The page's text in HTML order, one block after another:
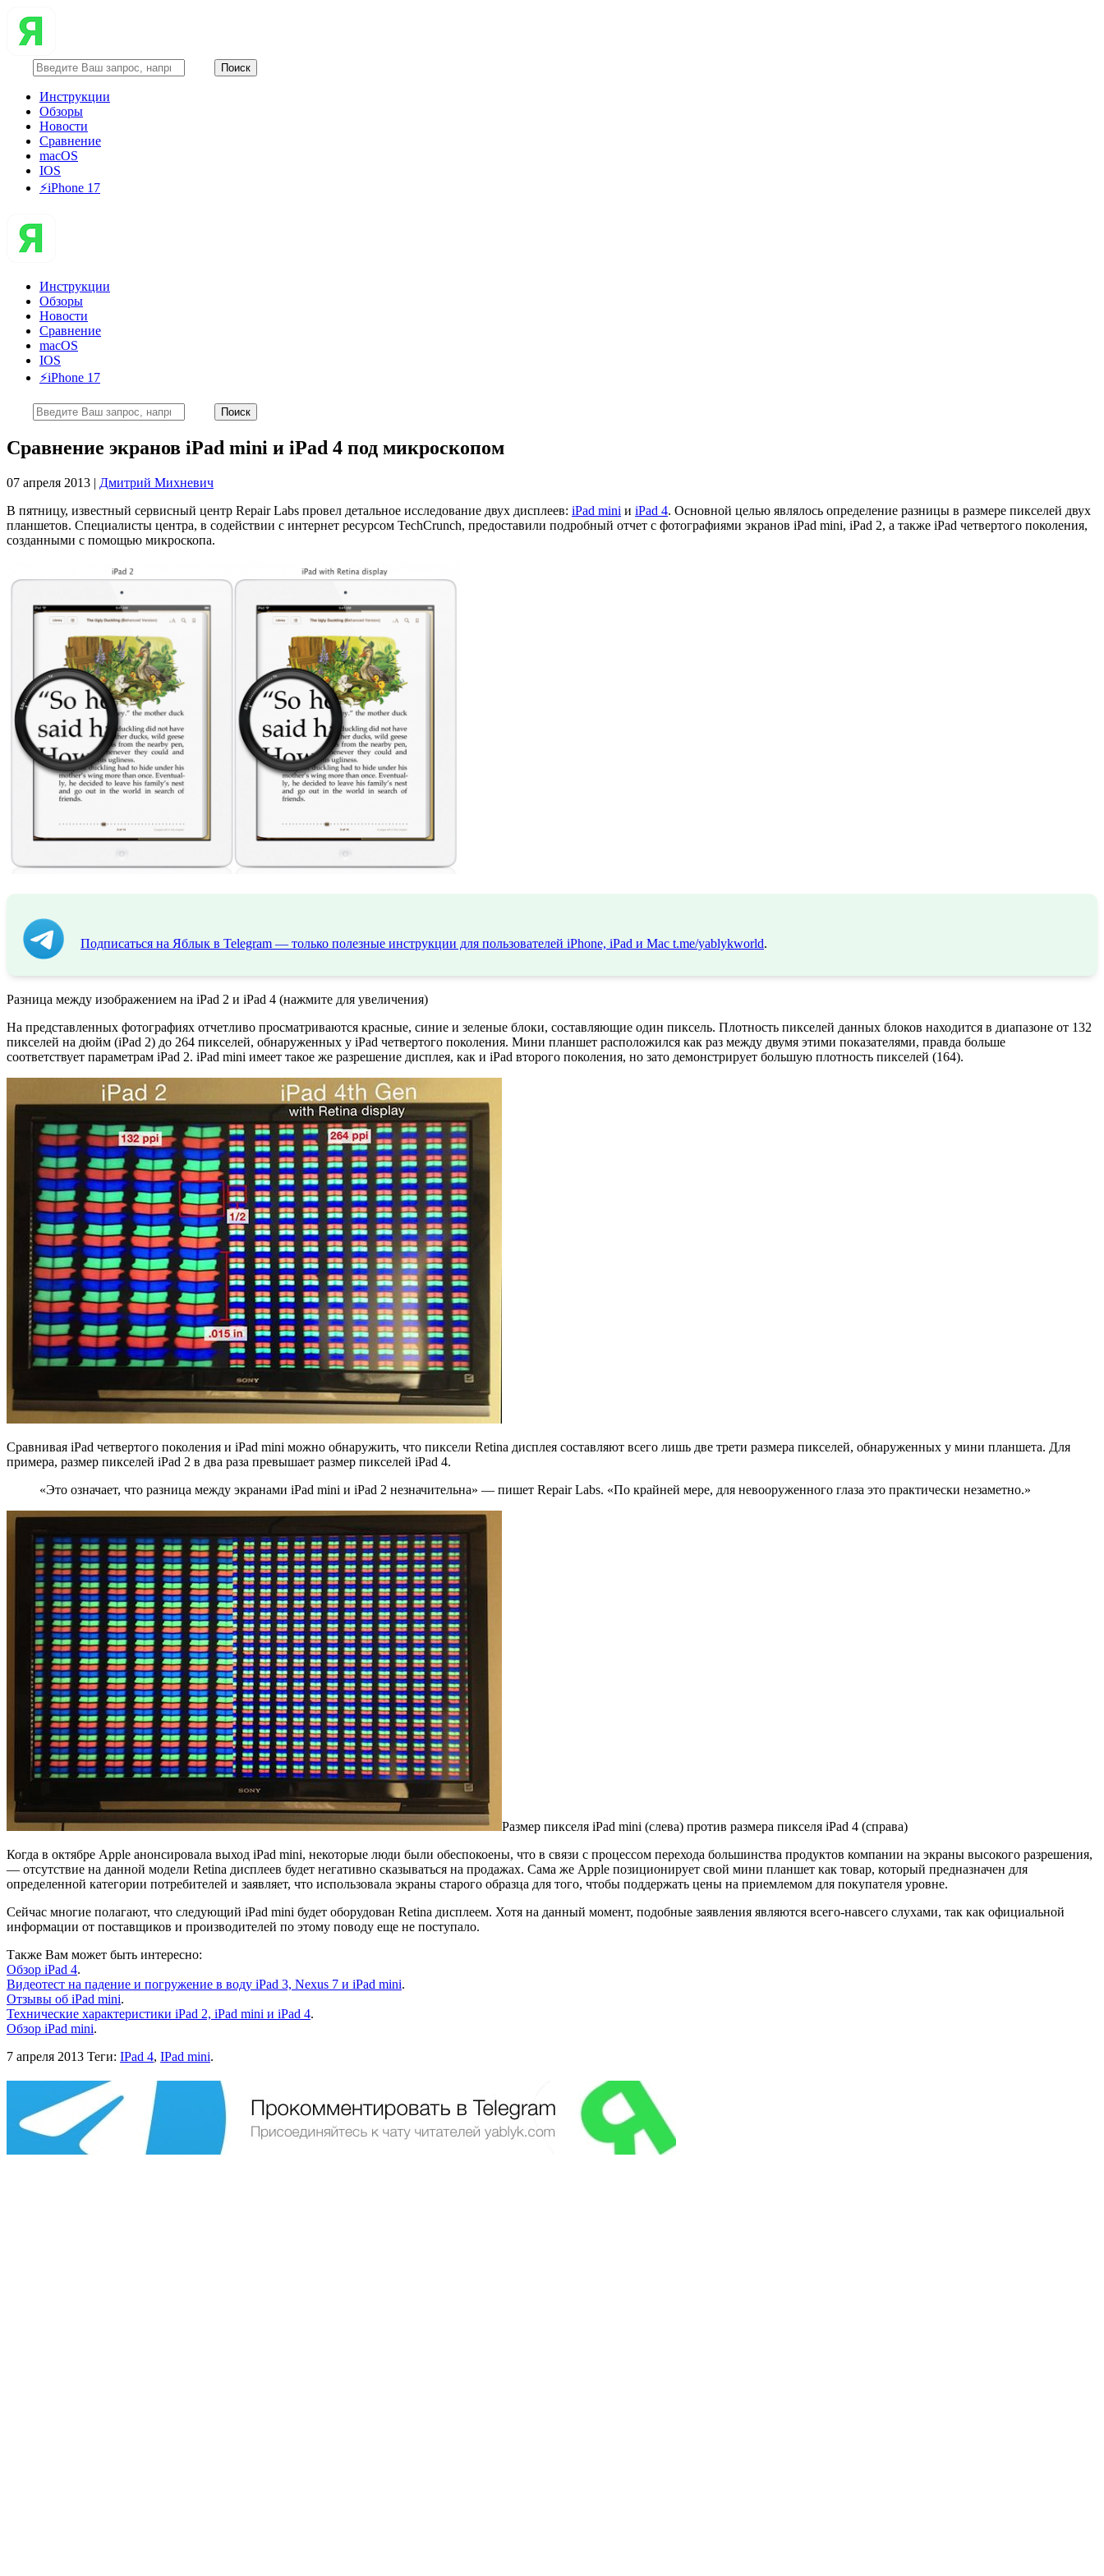
Инструкции
Обзоры
Новости
Сравнение
macOS
IOS
⚡️iPhone 17
Инструкции
Обзоры
Новости
Сравнение
macOS
IOS
⚡️iPhone 17
Сравнение экранов iPad mini и iPad 4 под микроскопом
07 апреля 2013 | Дмитрий Михневич
В пятницу, известный сервисный центр Repair Labs провел детальное исследование двух дисплеев: iPad mini и iPad 4. Основной целью являлось определение разницы в размере пикселей двух
планшетов. Специалисты центра, в содействии с интернет ресурсом TechCrunch, предоставили подробный отчет с фотографиями экранов iPad mini, iPad 2, а также iPad четвертого поколения,
созданными с помощью микроскопа.
Подписаться на Яблык в Telegram — только полезные инструкции для пользователей iPhone, iPad и Mac t.me/yablykworld.
Разница между изображением на iPad 2 и iPad 4 (нажмите для увеличения)
На представленных фотографиях отчетливо просматриваются красные, синие и зеленые блоки, составляющие один пиксель. Плотность пикселей данных блоков находится в диапазоне от 132
пикселей на дюйм (iPad 2) до 264 пикселей, обнаруженных у iPad четвертого поколения. Мини планшет расположился как раз между двумя этими показателями, правда больше
соответствует параметрам iPad 2. iPad mini имеет такое же разрешение дисплея, как и iPad второго поколения, но зато демонстрирует большую плотность пикселей (164).
Сравнивая iPad четвертого поколения и iPad mini можно обнаружить, что пиксели Retina дисплея составляют всего лишь две трети размера пикселей, обнаруженных у мини планшета. Для
примера, размер пикселей iPad 2 в два раза превышает размер пикселей iPad 4.
«Это означает, что разница между экранами iPad mini и iPad 2 незначительна» — пишет Repair Labs. «По крайней мере, для невооруженного глаза это практически незаметно.»
Размер пикселя iPad mini (слева) против размера пикселя iPad 4 (справа)
Когда в октябре Apple анонсировала выход iPad mini, некоторые люди были обеспокоены, что в связи с процессом перехода большинства продуктов компании на экраны высокого разрешения,
— отсутствие на данной модели Retina дисплеев будет негативно сказываться на продажах. Сама же Apple позиционирует свой мини планшет как товар, который предназначен для
определенной категории потребителей и заявляет, что использовала экраны старого образца для того, чтобы поддержать цены на приемлемом для покупателя уровне.
Сейчас многие полагают, что следующий iPad mini будет оборудован Retina дисплеем. Хотя на данный момент, подобные заявления являются всего-навсего слухами, так как официальной
информации от поставщиков и производителей по этому поводу еще не поступало.
Также Вам может быть интересно:
Обзор iPad 4.
Видеотест на падение и погружение в воду iPad 3, Nexus 7 и iPad mini.
Отзывы об iPad mini.
Технические характеристики iPad 2, iPad mini и iPad 4.
Обзор iPad mini.
7 апреля 2013 Теги: IPad 4, IPad mini.